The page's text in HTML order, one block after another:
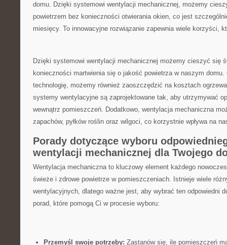
domu.⁤ Dzięki systemowi ⁤wentylacji⁢ mechanicznej, możemy⁣
powietrzem ⁢bez konieczności​ otwierania okien, co jest
miesięcy. To innowacyjne ⁢rozwiązanie zapewnia wiele korzyści,
Dzięki systemowi wentylacji mechanicznej możemy ⁢cieszyć‌ się
konieczności martwienia się o jakość⁣ powietrza w naszym
technologię,​ możemy ⁤również zaoszczędzić na kosztach
systemy wentylacyjne są zaprojektowane tak, ​aby utrzymywać
wewnątrz ⁣pomieszczeń. Dodatkowo, wentylacja mechaniczna
zapachów, pyłków roślin oraz wilgoci, ​co korzystnie wpływa‍ na
Porady dotyczące⁢ wyboru​
wentylacji mechanicznej dla Twojego
Wentylacja mechaniczna to kluczowy ‍element⁣ każdego
świeże i zdrowe ⁤powietrze w pomieszczeniach.‌ Istnieje wiele⁣
wentylacyjnych, dlatego⁤ ważne jest, aby ⁣wybrać ten odpowiedni
porad, które pomogą Ci w procesie ‌wyboru:
Przemyśl ⁤swoje potrzeby: Zastanów ⁣się, ile pomieszczeń